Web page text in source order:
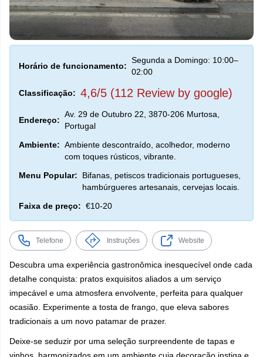
Horário de funcionamento:
Segunda a Domingo: 10:00–
02:00
Classificação: 4,6/5 (112 Review by google)
Endereço:
Av. 29 de Outubro 22, 3870-206 Murtosa,
Portugal
Ambiente: Ambiente descontraído, acolhedor, moderno
com toques rústicos, vibrante.
Menu Popular:
Bifanas, petiscos tradicionais portugueses,
hambúrgueres artesanais, cervejas locais.
Faixa de preço: €10-20
Telefone Instruções Website
Descubra uma experiência gastronômica inesquecível onde cada
detalhe conquista: pratos exquisitos aliados a um serviço
impecável e uma atmosfera envolvente, perfeita para qualquer
ocasião. Experimente a tosta de frango, que eleva sabores
tradicionais a um novo patamar de prazer.
Deixe-se seduzir por uma seleção surpreendente de tapas e